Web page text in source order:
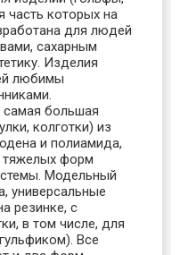
часть которых на
для людей
сахарным
Изделия
любимы
самая большая
колготки) из
и полиамида,
тяжелых форм
Модельный
универсальные
резинке, с
в том числе, для
Все